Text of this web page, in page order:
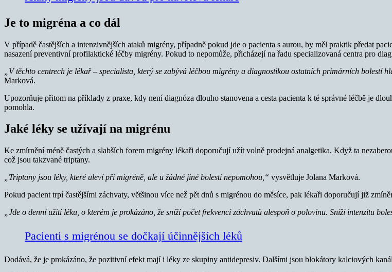
Je to migréna a co dál
V případě častějších a intenzivnějších ataků migrény, případně pokud jde o pacienta s aurou, by měl praktik předat
nasazení preventivní profilaktické léčby migrény. Pokud to nepomůže, přicházejí na řadu specializovaná centra pro
„V těchto centrech je lékař – specialista, který se zabývá léčbou migrény a diagnostikou ostatních primárních bolestí
Marková.
Upozorňuje přitom na příklady z praxe, kdy není diagnóza dlouho stanovena a cesta pacienta k té správné léčbě je
pomohla.
Jaké léky se užívají na migrénu
Ke zmírnění méně častých a slabších forem migrény lékaři doporučují užít volně prodejná analgetika. Když ta
což jsou takzvané triptany.
„Triptany jsou léky, které uleví při migréně, ale u žádné jiné bolesti nepomohou,“ vysvětluje Jolana Marková.
Pokud pacient trpí častějšími záchvaty, většinou více než pět dnů s migrénou do měsíce, pak lékaři doporučují již
„Jde o denní užití léku, o kterém je prokázáno, že sníží počet frekvencí záchvatů alespoň o polovinu. Sníží intenzitu
Pacienti s migrénou se dočkají účinnějších léků
Dodává, že je prokázáno, že pozitivní efekt mají i léky ze skupiny antidepresiv. Dalšími jsou blokátory kalciových